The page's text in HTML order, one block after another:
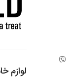
لوازم